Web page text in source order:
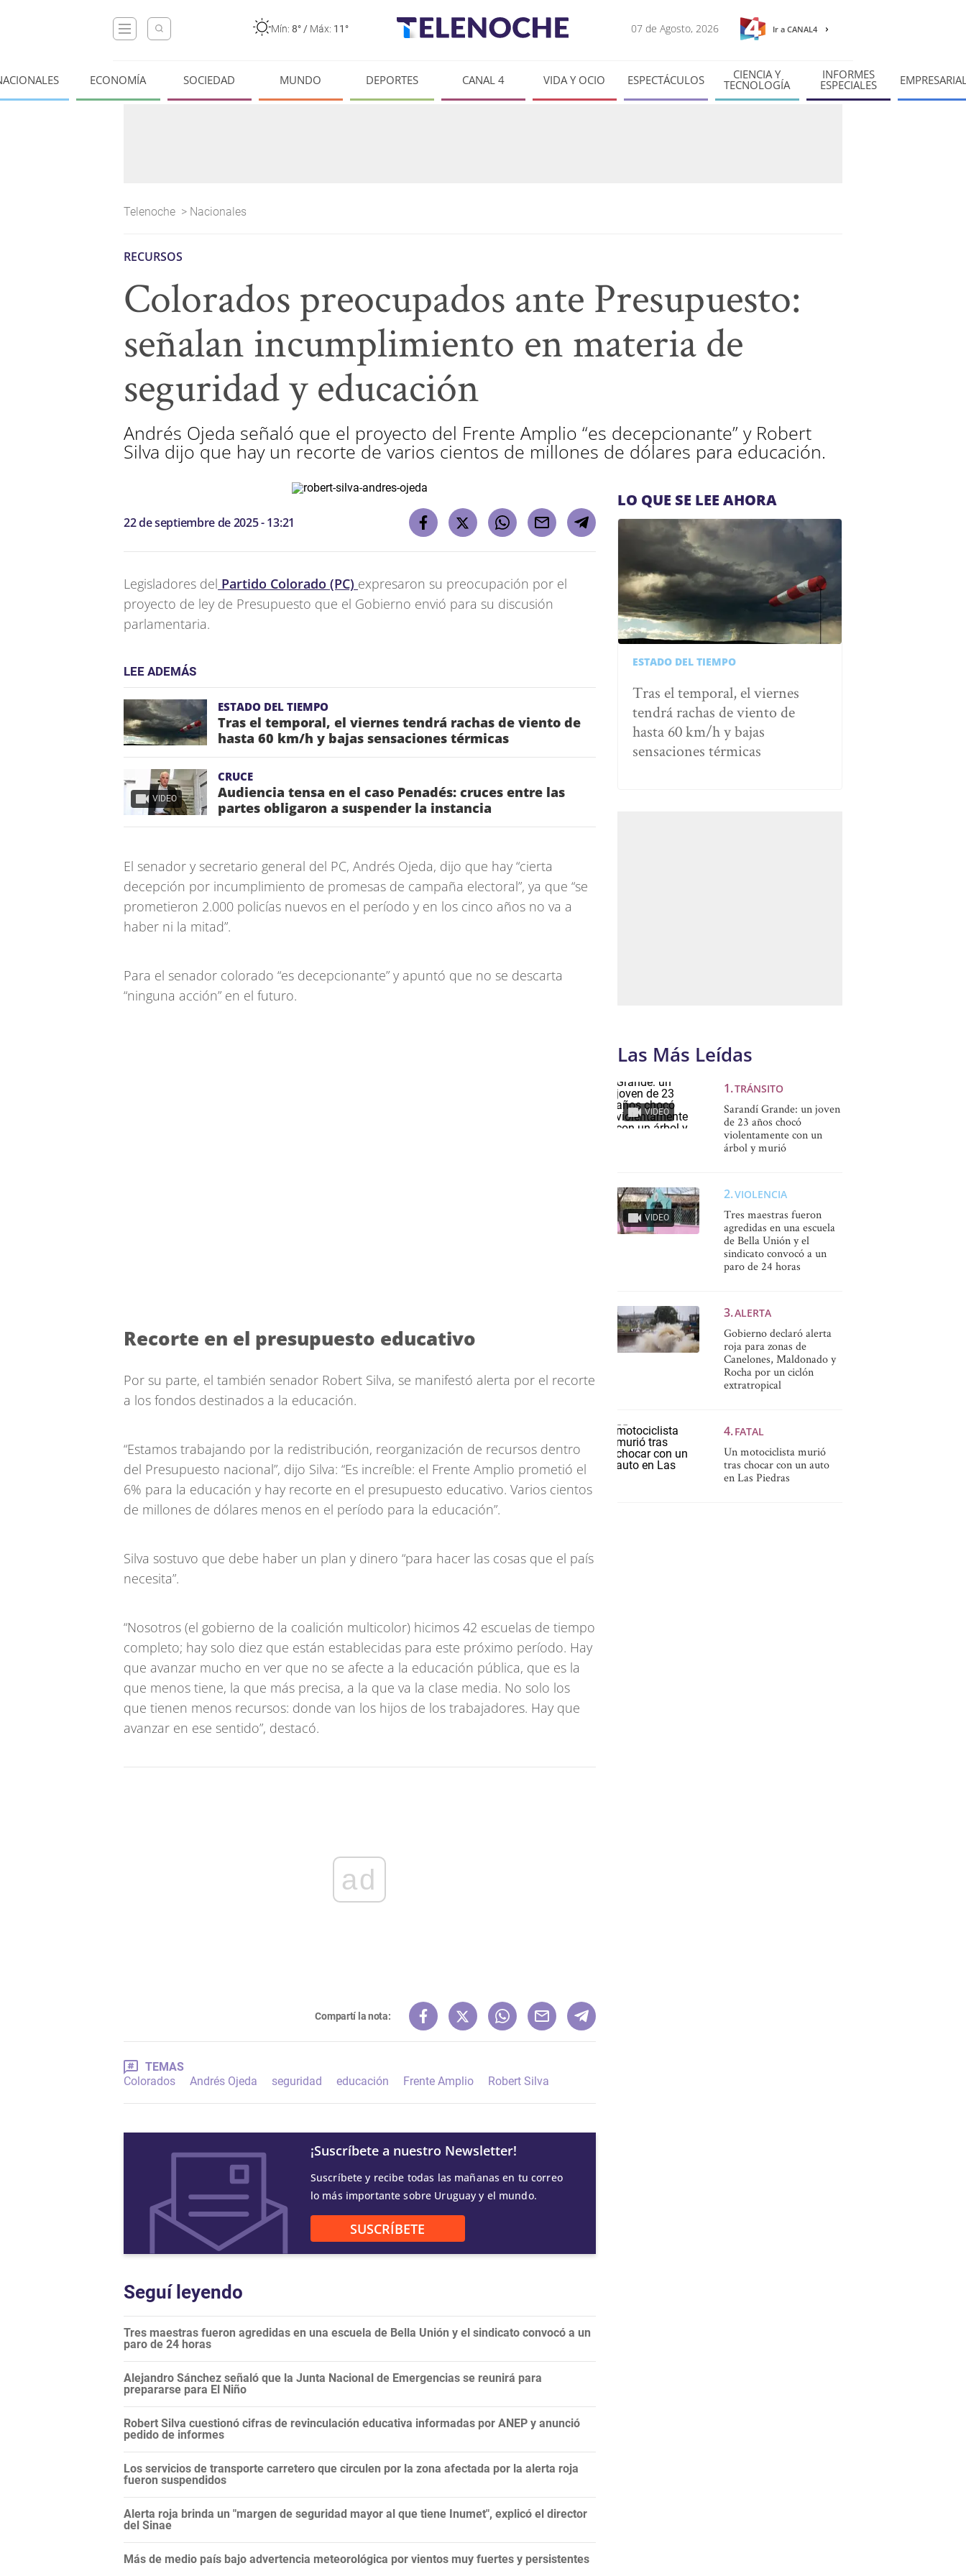
Mín: 8° / Máx: 11° 07 de Agosto, 2026 Ir a CANAL4
ECONOMÍA SOCIEDAD MUNDO DEPORTES CANAL 4 VIDA Y OCIO ESPECTÁCULOS CIENCIA Y
TECNOLOGÍA
INFORMES
ESPECIALES
Telenoche > Nacionales
RECURSOS
Colorados preocupados ante Presupuesto:
señalan incumplimiento en materia de
seguridad y educación
Andrés Ojeda señaló que el proyecto del Frente Amplio “es decepcionante” y Robert
Silva dijo que hay un recorte de varios cientos de millones de dólares para educación.
22 de septiembre de 2025 - 13:21
Legisladores del Partido Colorado (PC) expresaron su preocupación por el
proyecto de ley de Presupuesto que el Gobierno envió para su discusión
parlamentaria.
LEE ADEMÁS
ESTADO DEL TIEMPO
Tras el temporal, el viernes tendrá rachas de viento de
hasta 60 km/h y bajas sensaciones térmicas
VIDEO
CRUCE
Audiencia tensa en el caso Penadés: cruces entre las
partes obligaron a suspender la instancia
El senador y secretario general del PC, Andrés Ojeda, dijo que hay “cierta
decepción por incumplimiento de promesas de campaña electoral”, ya que “se
prometieron 2.000 policías nuevos en el período y en los cinco años no va a
haber ni la mitad”.
Para el senador colorado “es decepcionante” y apuntó que no se descarta
“ninguna acción” en el futuro.
Recorte en el presupuesto educativo
Por su parte, el también senador Robert Silva, se manifestó alerta por el recorte
a los fondos destinados a la educación.
“Estamos trabajando por la redistribución, reorganización de recursos dentro
del Presupuesto nacional”, dijo Silva: “Es increíble: el Frente Amplio prometió el
6% para la educación y hay recorte en el presupuesto educativo. Varios cientos
de millones de dólares menos en el período para la educación”.
Silva sostuvo que debe haber un plan y dinero “para hacer las cosas que el país
necesita”.
“Nosotros (el gobierno de la coalición multicolor) hicimos 42 escuelas de tiempo
completo; hay solo diez que están establecidas para este próximo período. Hay
que avanzar mucho en ver que no se afecte a la educación pública, que es la
que menos tiene, la que más precisa, a la que va la clase media. No solo los
que tienen menos recursos: donde van los hijos de los trabajadores. Hay que
avanzar en ese sentido”, destacó.
ad
Compartí la nota:
TEMAS
Colorados
Andrés Ojeda seguridad educación Frente Amplio Robert Silva
¡Suscríbete a nuestro Newsletter!
Suscríbete y recibe todas las mañanas en tu correo
lo más importante sobre Uruguay y el mundo.
SUSCRÍBETE
Seguí leyendo
Tres maestras fueron agredidas en una escuela de Bella Unión y el sindicato convocó a un
paro de 24 horas
Alejandro Sánchez señaló que la Junta Nacional de Emergencias se reunirá para
prepararse para El Niño
Robert Silva cuestionó cifras de revinculación educativa informadas por ANEP y anunció
pedido de informes
Los servicios de transporte carretero que circulen por la zona afectada por la alerta roja
fueron suspendidos
Alerta roja brinda un "margen de seguridad mayor al que tiene Inumet", explicó el director
del Sinae
Más de medio país bajo advertencia meteorológica por vientos muy fuertes y persistentes
LO QUE SE LEE AHORA
ESTADO DEL TIEMPO
Tras el temporal, el viernes
tendrá rachas de viento de
hasta 60 km/h y bajas
sensaciones térmicas
Las Más Leídas
VIDEO
TRÁNSITO
Sarandí Grande: un joven
de 23 años chocó
violentamente con un
árbol y murió
VIDEO
VIOLENCIA
Tres maestras fueron
agredidas en una escuela
de Bella Unión y el
sindicato convocó a un
paro de 24 horas
ALERTA
Gobierno declaró alerta
roja para zonas de
Canelones, Maldonado y
Rocha por un ciclón
extratropical
FATAL
Un motociclista murió
tras chocar con un auto
en Las Piedras